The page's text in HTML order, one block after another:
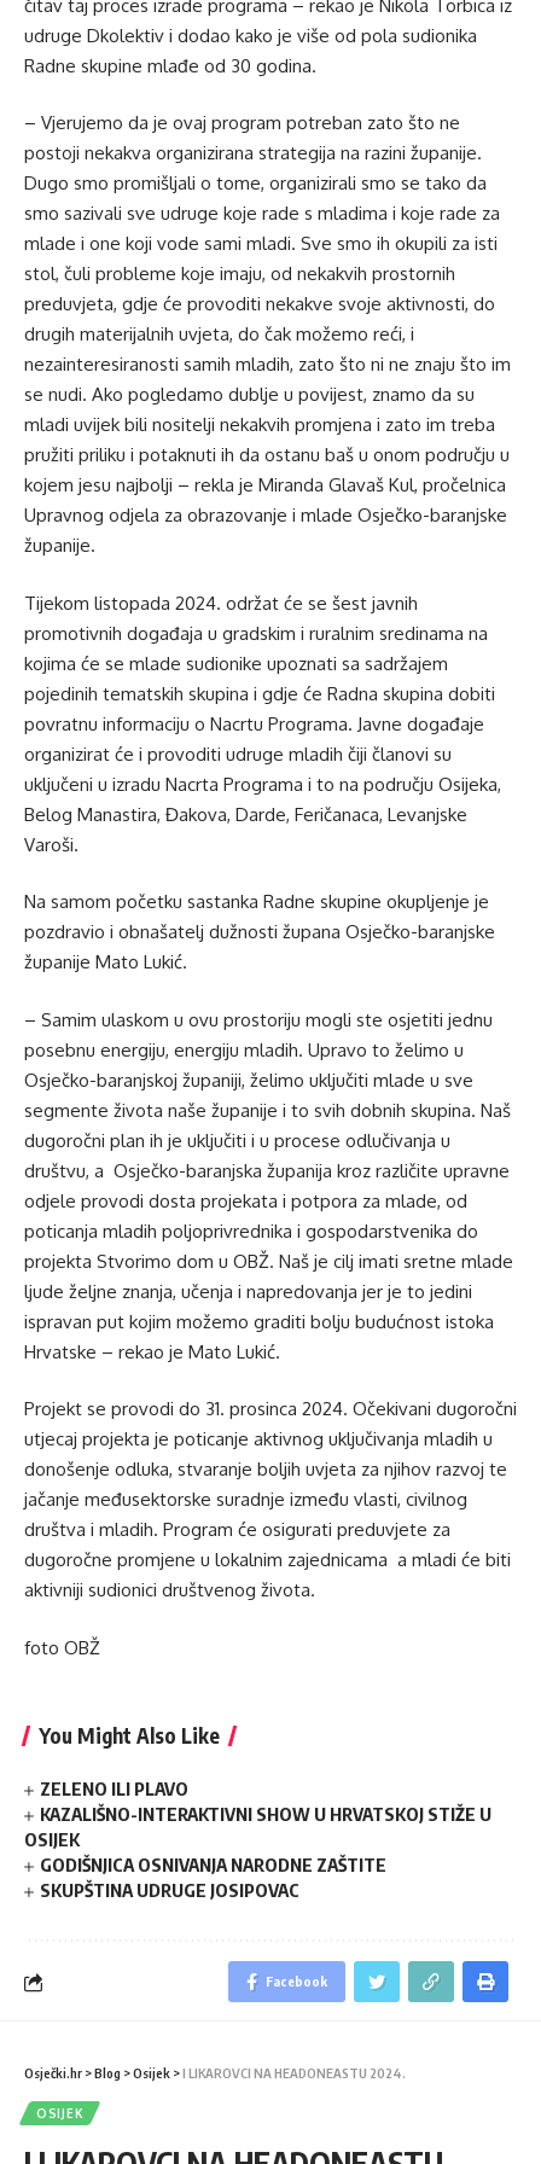
čitav taj proces izrade programa – rekao je Nikola Torbica iz
udruge Dkolektiv i dodao kako je više od pola sudionika
Radne skupine mlađe od 30 godina.
– Vjerujemo da je ovaj program potreban zato što ne
postoji nekakva organizirana strategija na razini županije.
Dugo smo promišljali o tome, organizirali smo se tako da
smo sazivali sve udruge koje rade s mladima i koje rade za
mlade i one koji vode sami mladi. Sve smo ih okupili za isti
stol, čuli probleme koje imaju, od nekakvih prostornih
preduvjeta, gdje će provoditi nekakve svoje aktivnosti, do
drugih materijalnih uvjeta, do čak možemo reći, i
nezainteresiranosti samih mladih, zato što ni ne znaju što im
se nudi. Ako pogledamo dublje u povijest, znamo da su
mladi uvijek bili nositelji nekakvih promjena i zato im treba
pružiti priliku i potaknuti ih da ostanu baš u onom području u
kojem jesu najbolji – rekla je Miranda Glavaš Kul, pročelnica
Upravnog odjela za obrazovanje i mlade Osječko-baranjske
županije.
Tijekom listopada 2024. održat će se šest javnih
promotivnih događaja u gradskim i ruralnim sredinama na
kojima će se mlade sudionike upoznati sa sadržajem
pojedinih tematskih skupina i gdje će Radna skupina dobiti
povratnu informaciju o Nacrtu Programa. Javne događaje
organizirat će i provoditi udruge mladih čiji članovi su
uključeni u izradu Nacrta Programa i to na području Osijeka,
Belog Manastira, Đakova, Darde, Feričanaca, Levanjske
Varoši.
Na samom početku sastanka Radne skupine okupljenje je
pozdravio i obnašatelj dužnosti župana Osječko-baranjske
županije Mato Lukić.
– Samim ulaskom u ovu prostoriju mogli ste osjetiti jednu
posebnu energiju, energiju mladih. Upravo to želimo u
Osječko-baranjskoj županiji, želimo uključiti mlade u sve
segmente života naše županije i to svih dobnih skupina. Naš
dugoročni plan ih je uključiti i u procese odlučivanja u
društvu, a Osječko-baranjska županija kroz različite upravne
odjele provodi dosta projekata i potpora za mlade, od
poticanja mladih poljoprivrednika i gospodarstvenika do
projekta Stvorimo dom u OBŽ. Naš je cilj imati sretne mlade
ljude željne znanja, učenja i napredovanja jer je to jedini
ispravan put kojim možemo graditi bolju budućnost istoka
Hrvatske – rekao je Mato Lukić.
Projekt se provodi do 31. prosinca 2024. Očekivani dugoročni
utjecaj projekta je poticanje aktivnog uključivanja mladih u
donošenje odluka, stvaranje boljih uvjeta za njihov razvoj te
jačanje međusektorske suradnje između vlasti, civilnog
društva i mladih. Program će osigurati preduvjete za
dugoročne promjene u lokalnim zajednicama a mladi će biti
aktivniji sudionici društvenog života.
foto OBŽ
You Might Also Like
ZELENO ILI PLAVO
KAZALIŠNO-INTERAKTIVNI SHOW U HRVATSKOJ STIŽE U
OSIJEK
GODIŠNJICA OSNIVANJA NARODNE ZAŠTITE
SKUPŠTINA UDRUGE JOSIPOVAC
Facebook
Osječki.hr >Blog >Osijek >I LIKAROVCI NA HEADONEASTU 2024.
OSIJEK